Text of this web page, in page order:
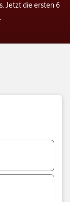
Jetzt die ersten 6